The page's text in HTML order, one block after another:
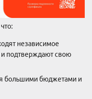
независимое
и подтверждают свою
большими бюджетами и